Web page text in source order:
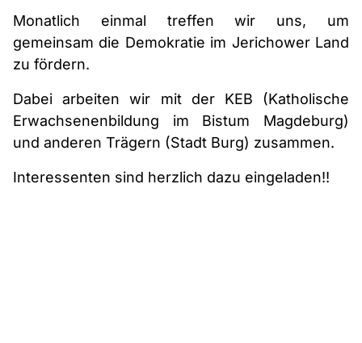
Monatlich einmal treffen wir uns, um
gemeinsam die Demokratie im Jerichower Land
zu fördern.
Dabei arbeiten wir mit der KEB (Katholische
Erwachsenenbildung im Bistum Magdeburg)
und anderen Trägern (Stadt Burg) zusammen.
Interessenten sind herzlich dazu eingeladen!!